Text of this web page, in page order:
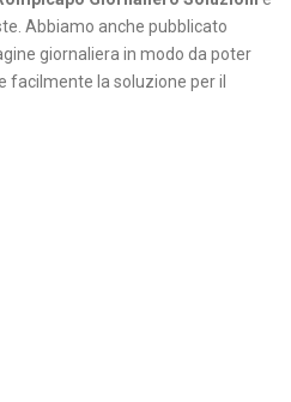
Abbiamo anche pubblicato
giornaliera in modo da poter
facilmente la soluzione per il